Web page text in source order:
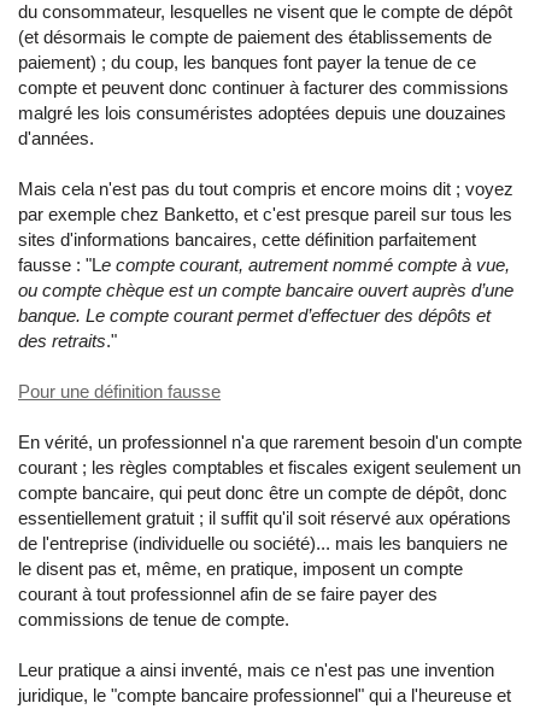
du consommateur, lesquelles ne visent que le compte de dépôt
(et désormais le compte de paiement des établissements de
paiement) ; du coup, les banques font payer la tenue de ce
compte et peuvent donc continuer à facturer des commissions
malgré les lois consuméristes adoptées depuis une douzaines
d'années.
Mais cela n'est pas du tout compris et encore moins dit ; voyez
par exemple chez Banketto, et c'est presque pareil sur tous les
sites d'informations bancaires, cette définition parfaitement
fausse : "Le compte courant, autrement nommé compte à vue,
ou compte chèque est un compte bancaire ouvert auprès d’une
banque. Le compte courant permet d’effectuer des dépôts et
des retraits."
Pour une définition fausse
En vérité, un professionnel n'a que rarement besoin d'un compte
courant ; les règles comptables et fiscales exigent seulement un
compte bancaire, qui peut donc être un compte de dépôt, donc
essentiellement gratuit ; il suffit qu'il soit réservé aux opérations
de l'entreprise (individuelle ou société)... mais les banquiers ne
le disent pas et, même, en pratique, imposent un compte
courant à tout professionnel afin de se faire payer des
commissions de tenue de compte.
Leur pratique a ainsi inventé, mais ce n'est pas une invention
juridique, le "compte bancaire professionnel" qui a l'heureuse et